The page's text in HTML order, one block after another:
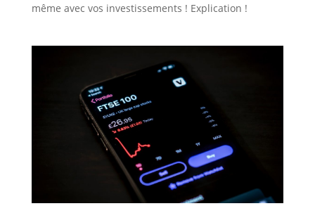
même avec vos investissements ! Explication !